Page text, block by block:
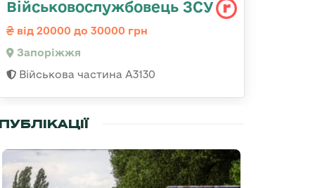
Військовослужбовець ЗСУ
від 20000 до 30000 грн
Запоріжжя
Військова частина А3130
ПУБЛІКАЦІЇ